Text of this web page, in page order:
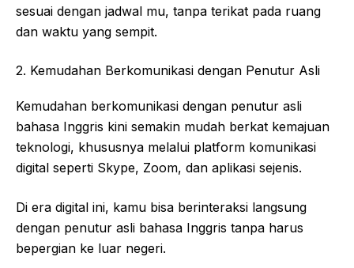
sesuai dengan jadwal mu, tanpa terikat pada ruang
dan waktu yang sempit.
2. Kemudahan Berkomunikasi dengan Penutur Asli
Kemudahan berkomunikasi dengan penutur asli
bahasa Inggris kini semakin mudah berkat kemajuan
teknologi, khususnya melalui platform komunikasi
digital seperti Skype, Zoom, dan aplikasi sejenis.
Di era digital ini, kamu bisa berinteraksi langsung
dengan penutur asli bahasa Inggris tanpa harus
bepergian ke luar negeri.